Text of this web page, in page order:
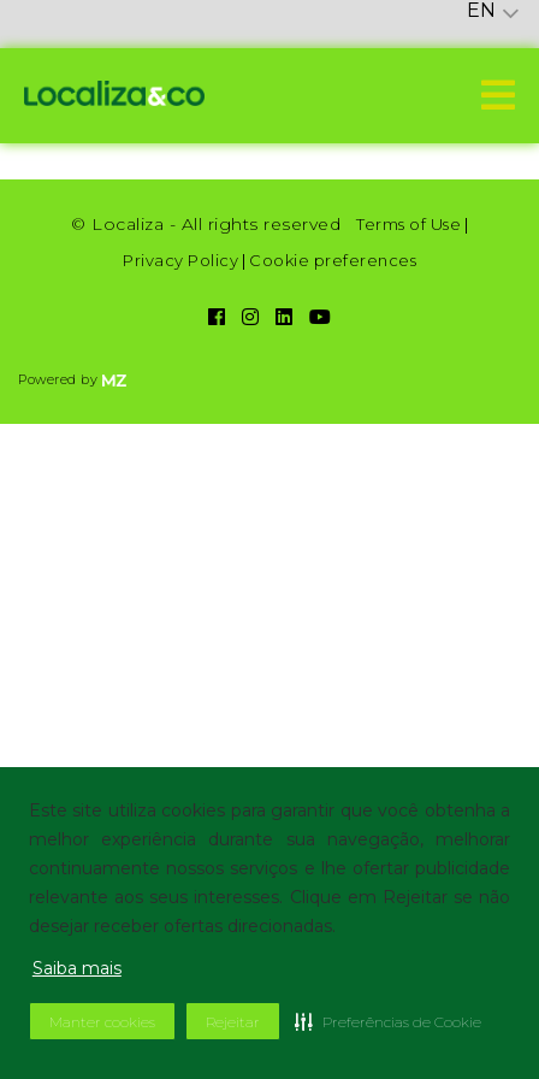
Este site utiliza cookies para garantir que você obtenha a
melhor experiência durante sua navegação, melhorar
continuamente nossos serviços e lhe ofertar publicidade
relevante aos seus interesses. Clique em Rejeitar se não
desejar receber ofertas direcionadas.
Saiba mais
Manter cookies Rejeitar Preferências de Cookie
EN
© Localiza - All rights reserved Terms of Use |
Privacy Policy | Cookie preferences
Powered by